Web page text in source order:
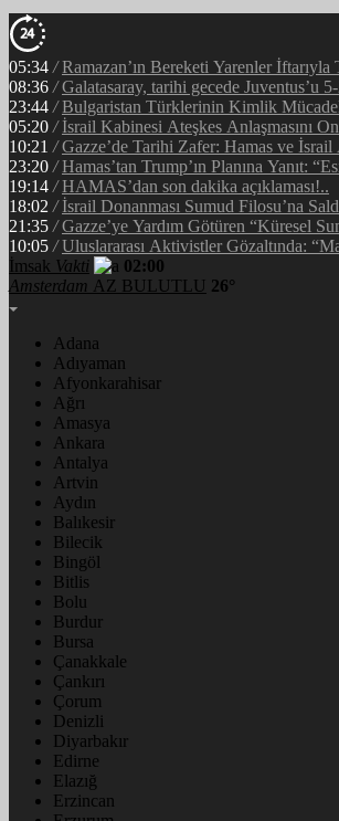
05:34 / Ramazan’ın Bereketi Yarenler
08:36 / Galatasaray, tarihi gecede Juventus’u 5-
23:44 / Bulgaristan Türklerinin Kimlik
05:20 / İsrail Kabinesi Ateşkes Anlaşmasını
10:21 / Gazze’de Tarihi Zafer: Hamas ve İsrail
23:20 / Hamas’tan Trump’ın Planına Yanıt:
19:14 / HAMAS’dan son dakika açıklaması!..
18:02 / İsrail Donanması Sumud Filosu’na
21:35 / Gazze’ye Yardım Götüren “Küresel
10:05 / Uluslararası Aktivistler Gözaltında:
İmsak Vakti
02:00
Amsterdam AZ BULUTLU 26°
Adana
Adıyaman
Afyonkarahisar
Ağrı
Amasya
Ankara
Antalya
Artvin
Aydın
Balıkesir
Bilecik
Bingöl
Bitlis
Bolu
Burdur
Bursa
Çanakkale
Çankırı
Çorum
Denizli
Diyarbakır
Edirne
Elazığ
Erzincan